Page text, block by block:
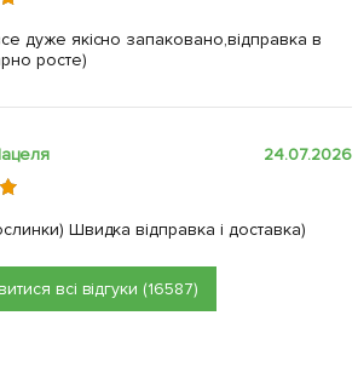
дуже якісно запаковано,відправка в
росте)
24.07.2026
Швидка відправка і доставка)
всі відгуки (16587)